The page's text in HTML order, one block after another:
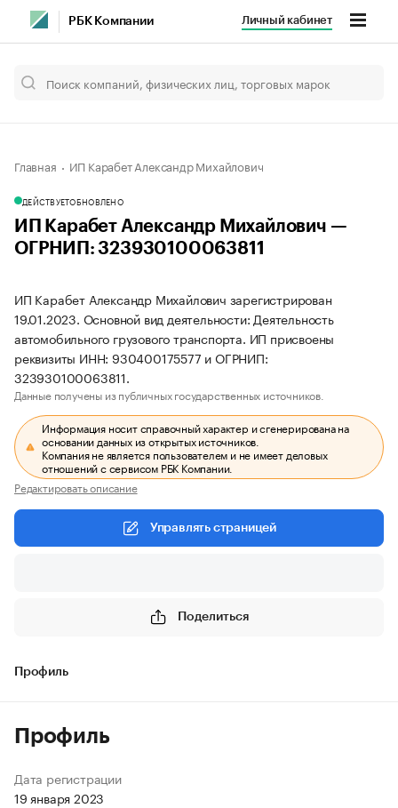
РБК Компании Личный кабинет
Главная ИП Карабет Александр Михайлович
ДЕЙСТВУЕТОБНОВЛЕНО
ИП Карабет Александр Михайлович —
ОГРНИП: 323930100063811
ИП Карабет Александр Михайлович зарегистрирован
19.01.2023. Основной вид деятельности: Деятельность
автомобильного грузового транспорта. ИП присвоены
реквизиты ИНН: 930400175577 и ОГРНИП:
323930100063811.
Данные получены из публичных государственных источников.
Информация носит справочный характер и сгенерирована на
основании данных из открытых источников.
Компания не является пользователем и не имеет деловых
отношений с сервисом РБК Компании.
Редактировать описание
Управлять страницей
Поделиться
Профиль
Профиль
Дата регистрации
19 января 2023